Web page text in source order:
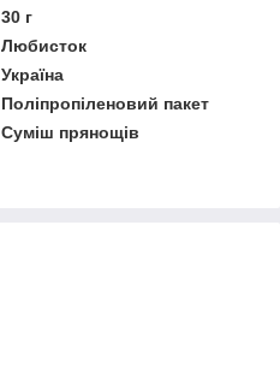
30 г
Любисток
Україна
Поліпропіленовий пакет
Суміш прянощів